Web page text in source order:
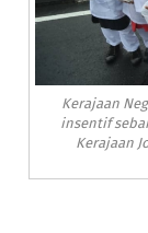
Kerajaan
insentif
Kerajaan